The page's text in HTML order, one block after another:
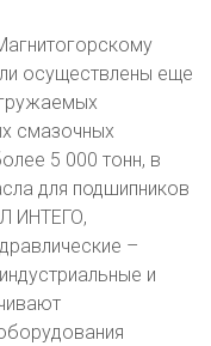
осуществлены еще
смазочных
5 000 тонн, в
для подшипников
ИНТЕГО,
–
и